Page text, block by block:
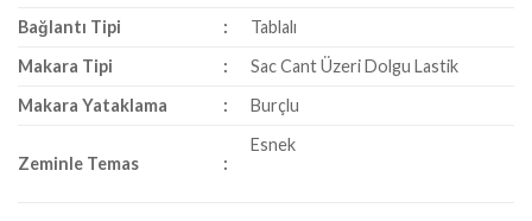
Bağlantı Tipi
:
Tablalı
Makara Tipi
:
Sac Cant Üzeri Dolgu Lastik
Makara Yataklama
: Burçlu
Zeminle Temas :
Esnek